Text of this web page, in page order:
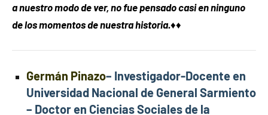
a nuestro modo de ver, no fue pensado casi en ninguno
de los momentos de nuestra historia.♦♦
Germán Pinazo– Investigador-Docente en
Universidad Nacional de General Sarmiento
– Doctor en Ciencias Sociales de la